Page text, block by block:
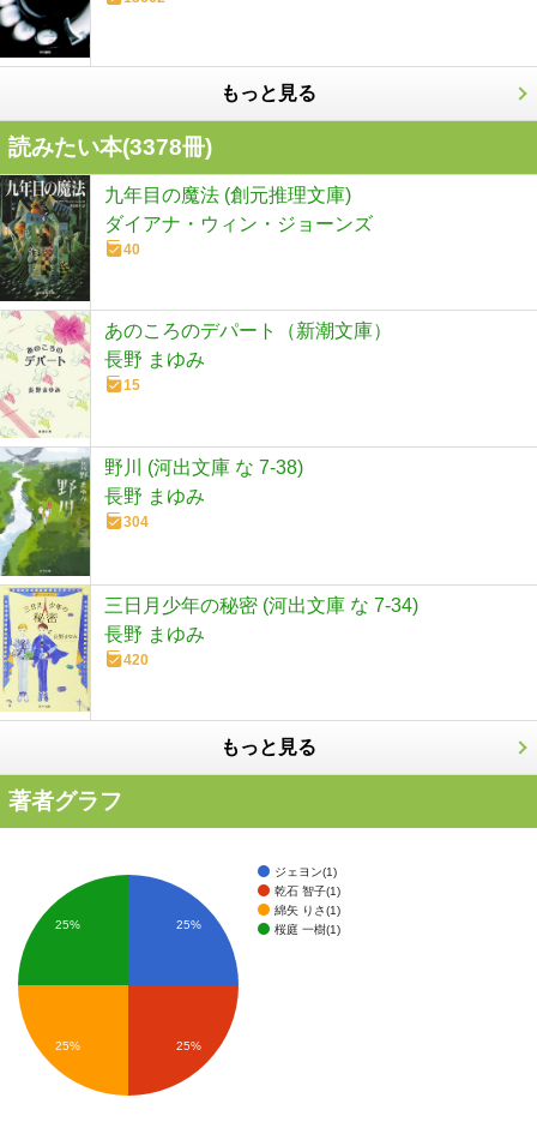
もっと見る
読みたい本(3378冊)
九年目の魔法 (創元推理文庫)
ダイアナ・ウィン・ジョーンズ
40
あのころのデパート（新潮文庫）
長野 まゆみ
15
野川 (河出文庫 な 7-38)
長野 まゆみ
304
三日月少年の秘密 (河出文庫 な 7-34)
長野 まゆみ
420
もっと見る
著者グラフ
ジェヨン(1)
乾石 智子(1)
綿矢 りさ(1)
桜庭 一樹(1)
25%
25%
25% 25%